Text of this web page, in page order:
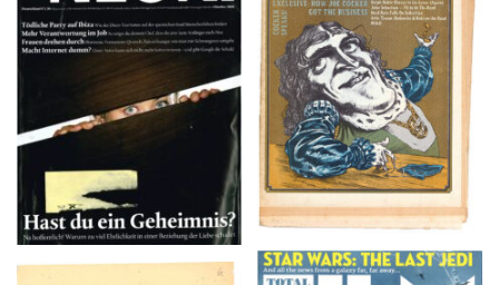
NEON – OKTOBER
2008
Crawdaddy – June/11/72